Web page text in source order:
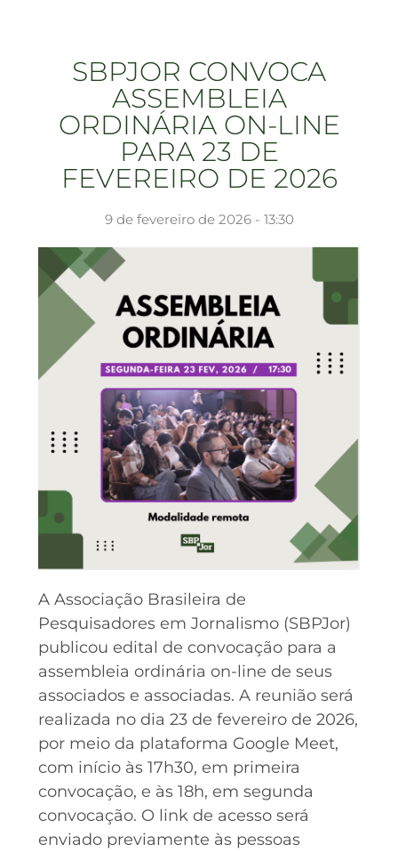
SBPJOR CONVOCA
ASSEMBLEIA
ORDINÁRIA ON-LINE
PARA 23 DE
FEVEREIRO DE 2026
9 de fevereiro de 2026 - 13:30
A Associação Brasileira de
Pesquisadores em Jornalismo (SBPJor)
publicou edital de convocação para a
assembleia ordinária on-line de seus
associados e associadas. A reunião será
realizada no dia 23 de fevereiro de 2026,
por meio da plataforma Google Meet,
com início às 17h30, em primeira
convocação, e às 18h, em segunda
convocação. O link de acesso será
enviado previamente às pessoas